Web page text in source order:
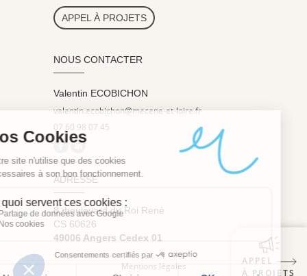
APPEL
À PROJETS
APPEL À PROJETS
NOUS CONTACTER
Valentin ECOBICHON
valentin.ecobichon@mecene-et-loire.fr
07 60 98 07 45
ADRESSE
8, boulevard du Roi René
CS 60626
49006 Angers Cedex 01
Mentions légales